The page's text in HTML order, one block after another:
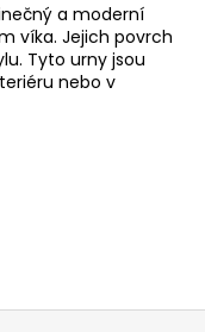
a moderní
víka. Jejich povrch
Tyto urny jsou
nebo v